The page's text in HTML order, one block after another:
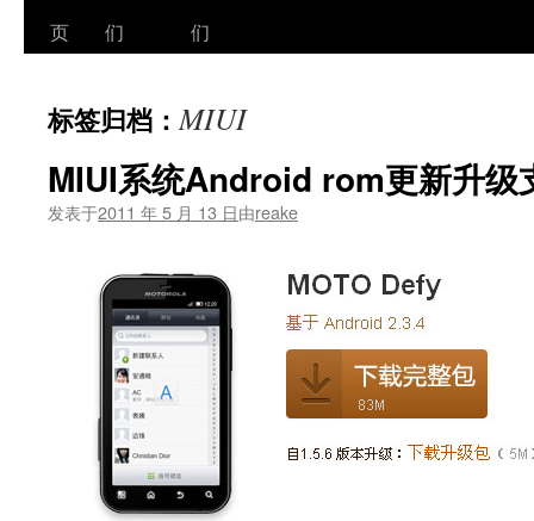
至
文
页
们
们
标签归档：MIUI
MIUI系统Android rom更新升级
发表于2011 年 5 月 13 日由reake